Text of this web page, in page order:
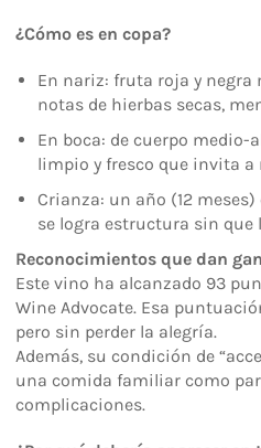
¿Cómo es en copa?
En nariz: fruta roja y negra
notas de hierbas secas,
En boca: de cuerpo
limpio y fresco que invita a
Crianza: un año (12
se logra estructura sin
Reconocimientos que dan
Este vino ha alcanzado 93
Wine Advocate. Esa
pero sin perder la alegría.
Además, su condición de
una comida familiar como
complicaciones.